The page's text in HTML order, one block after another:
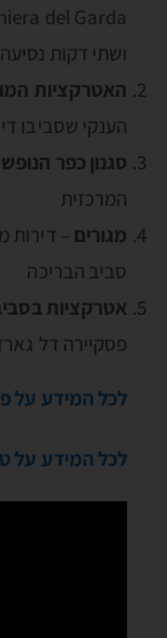
ושתי דקות
האטרקציות
הענקי שסביבו
סגנון כפר הנופש
המרכזית
מגורים – דירות
סביב הבריכה
אטרקציות
פסקיירה דל
לכל המידע על
לכל המידע על